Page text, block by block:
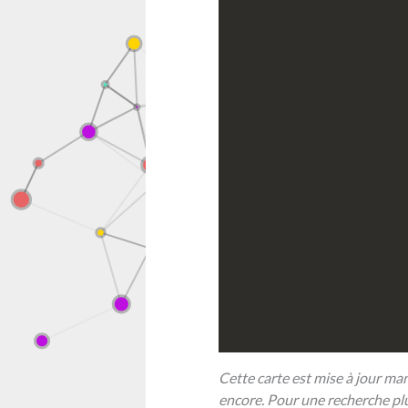
Cette carte est mise à jour
encore. Pour une recherche